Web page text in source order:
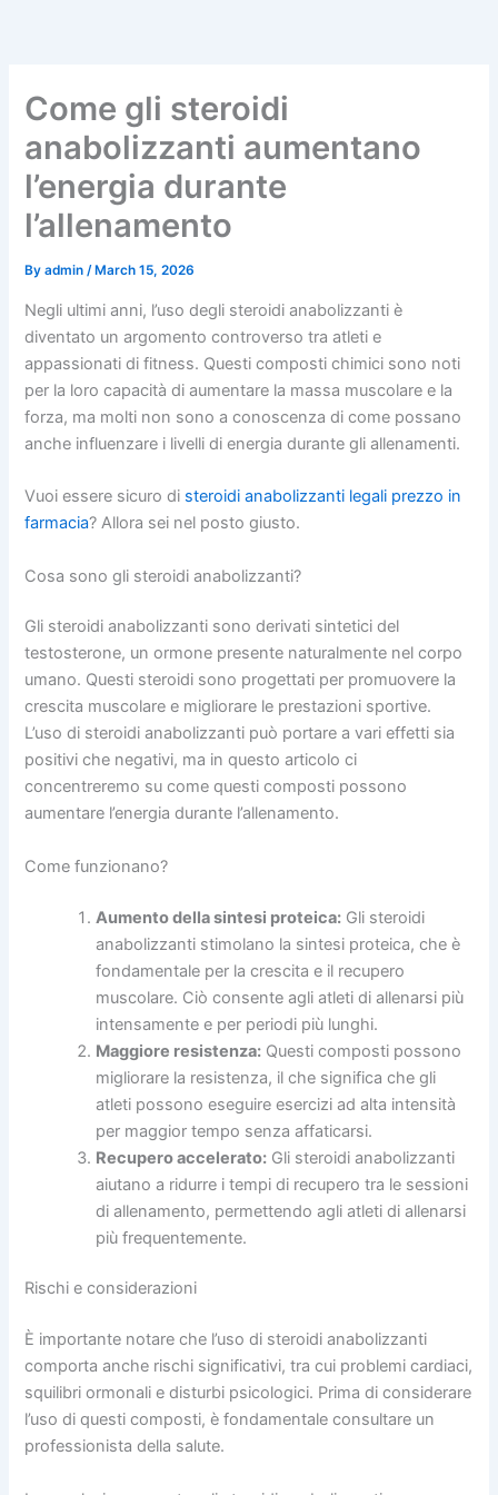
Come gli steroidi
anabolizzanti aumentano
l’energia durante
l’allenamento
Byadmin/ March 15, 2026
Negli ultimi anni, l’uso degli steroidi anabolizzanti è
diventato un argomento controverso tra atleti e
appassionati di fitness. Questi composti chimici sono noti
per la loro capacità di aumentare la massa muscolare e la
forza, ma molti non sono a conoscenza di come possano
anche influenzare i livelli di energia durante gli allenamenti.
Vuoi essere sicuro di steroidi anabolizzanti legali prezzo in
farmacia? Allora sei nel posto giusto.
Cosa sono gli steroidi anabolizzanti?
Gli steroidi anabolizzanti sono derivati sintetici del
testosterone, un ormone presente naturalmente nel corpo
umano. Questi steroidi sono progettati per promuovere la
crescita muscolare e migliorare le prestazioni sportive.
L’uso di steroidi anabolizzanti può portare a vari effetti sia
positivi che negativi, ma in questo articolo ci
concentreremo su come questi composti possono
aumentare l’energia durante l’allenamento.
Come funzionano?
Aumento della sintesi proteica: Gli steroidi
anabolizzanti stimolano la sintesi proteica, che è
fondamentale per la crescita e il recupero
muscolare. Ciò consente agli atleti di allenarsi più
intensamente e per periodi più lunghi.
Maggiore resistenza: Questi composti possono
migliorare la resistenza, il che significa che gli
atleti possono eseguire esercizi ad alta intensità
per maggior tempo senza affaticarsi.
Recupero accelerato: Gli steroidi anabolizzanti
aiutano a ridurre i tempi di recupero tra le sessioni
di allenamento, permettendo agli atleti di allenarsi
più frequentemente.
Rischi e considerazioni
È importante notare che l’uso di steroidi anabolizzanti
comporta anche rischi significativi, tra cui problemi cardiaci,
squilibri ormonali e disturbi psicologici. Prima di considerare
l’uso di questi composti, è fondamentale consultare un
professionista della salute.